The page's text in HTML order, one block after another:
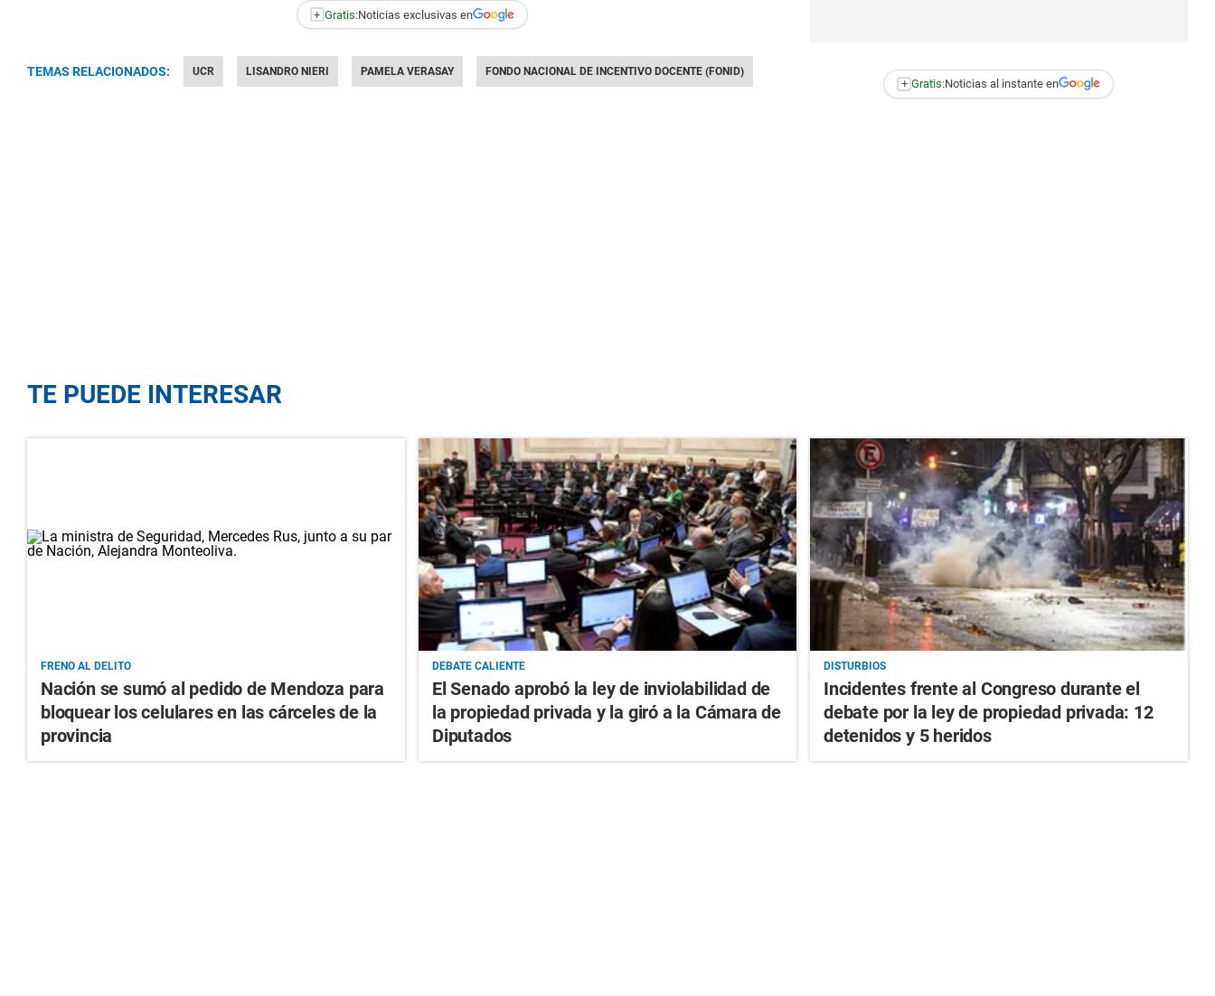
+ Gratis:Noticias exclusivas en
TEMAS RELACIONADOS: UCR LISANDRO NIERI PAMELA VERASAY FONDO NACIONAL DE INCENTIVO DOCENTE (FONID)
+ Gratis:Noticias al instante en
TE PUEDE INTERESAR
FRENO AL DELITO
Nación se sumó al pedido de Mendoza para
bloquear los celulares en las cárceles de la
provincia
DEBATE CALIENTE
El Senado aprobó la ley de inviolabilidad de
la propiedad privada y la giró a la Cámara de
Diputados
DISTURBIOS
Incidentes frente al Congreso durante el
debate por la ley de propiedad privada: 12
detenidos y 5 heridos